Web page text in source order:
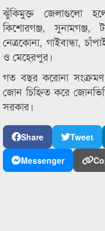
ঝুঁকিমুক্ত জেলাগুলো
কিশোরগঞ্জ, সুনামগঞ্জ,
নেত্রকোনা, গাইবান্ধা,
ও মেহেরপুর।
গত বছর করোনা সংক্রমণ
জোন চিহ্নিত করে
সরকার।
Share Tweet
Messenger